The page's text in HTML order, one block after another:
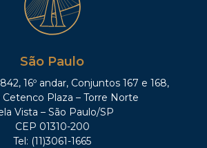
São Paulo
16º andar, Conjuntos 167 e 168,
Cetenco Plaza – Torre Norte
Vista – São Paulo/SP
CEP 01310-200
Tel: (11)3061-1665